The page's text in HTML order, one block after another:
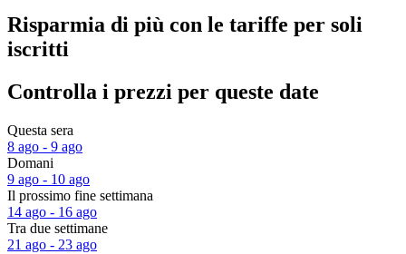
Risparmia di più con le tariffe per soli
iscritti
Controlla i prezzi per queste date
Questa sera
8 ago - 9 ago
Domani
9 ago - 10 ago
Il prossimo fine settimana
14 ago - 16 ago
Tra due settimane
21 ago - 23 ago